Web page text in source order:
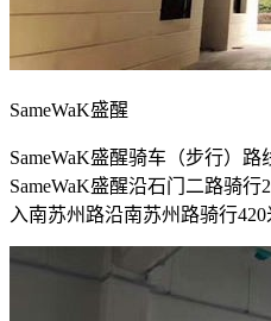
SameWaK盛醒
SameWaK盛醒骑车（步行）路
SameWaK盛醒沿石门二路骑
入南苏州路沿南苏州路骑行420